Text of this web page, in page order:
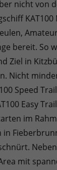
nicht von
bereit. So
Ziel in
Nicht
Speed
Easy
im
mit